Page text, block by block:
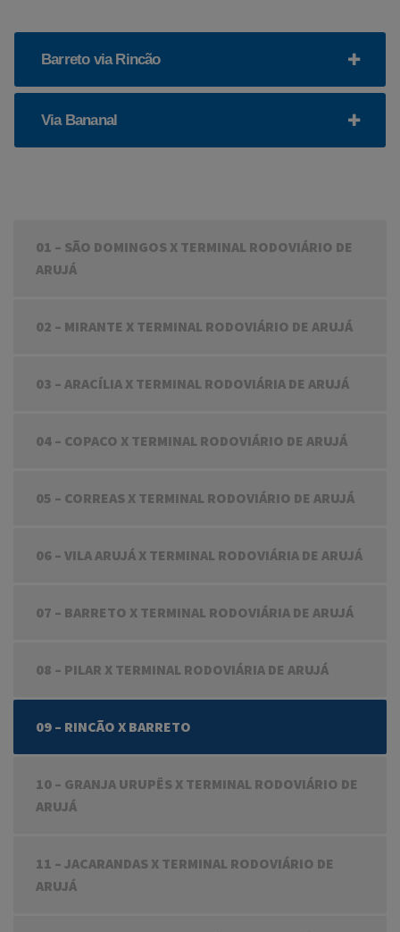
Barreto via Rincão
Via Bananal
01 – SÃO DOMINGOS X TERMINAL RODOVIÁRIO DE
ARUJÁ
02 – MIRANTE X TERMINAL RODOVIÁRIO DE ARUJÁ
03 – ARACÍLIA X TERMINAL RODOVIÁRIA DE ARUJÁ
04 – COPACO X TERMINAL RODOVIÁRIO DE ARUJÁ
05 – CORREAS X TERMINAL RODOVIÁRIO DE ARUJÁ
06 – VILA ARUJÁ X TERMINAL RODOVIÁRIA DE ARUJÁ
07 – BARRETO X TERMINAL RODOVIÁRIA DE ARUJÁ
08 – PILAR X TERMINAL RODOVIÁRIA DE ARUJÁ
09 – RINCÃO X BARRETO
10 – GRANJA URUPÊS X TERMINAL RODOVIÁRIO DE
ARUJÁ
11 – JACARANDAS X TERMINAL RODOVIÁRIO DE
ARUJÁ